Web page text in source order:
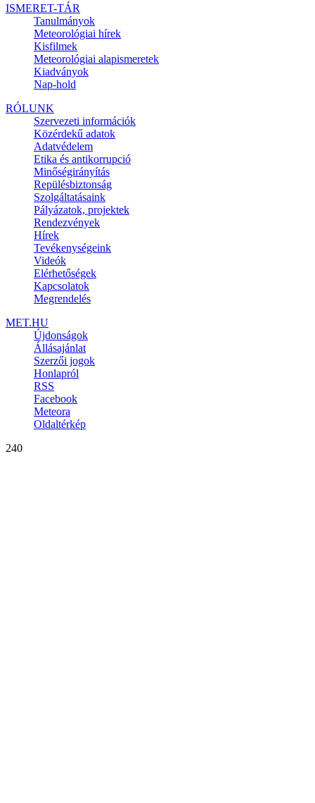
ISMERET-TÁR
Tanulmányok
Meteorológiai hírek
Kisfilmek
Meteorológiai alapismeretek
Kiadványok
Nap-hold
RÓLUNK
Szervezeti információk
Közérdekű adatok
Adatvédelem
Etika és antikorrupció
Minőségirányítás
Repülésbiztonság
Szolgáltatásaink
Pályázatok, projektek
Rendezvények
Hírek
Tevékenységeink
Videók
Elérhetőségek
Kapcsolatok
Megrendelés
MET.HU
Újdonságok
Állásajánlat
Szerzői jogok
Honlapról
RSS
Facebook
Meteora
Oldaltérkép
240